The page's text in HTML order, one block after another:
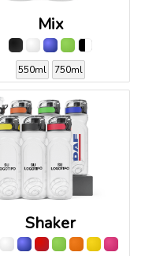
Mix
550ml 750ml
Shaker